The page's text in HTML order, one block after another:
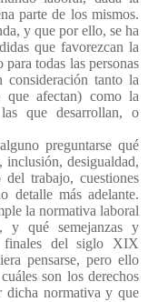
parte de los mismos.
y que por ello, se ha
que favorezcan la
todas las personas
consideración tanto la
que afectan) como la
que desarrollan, o
preguntarse qué
desigualdad,
trabajo, cuestiones
detalle más adelante.
la normativa laboral
y qué semejanzas y
finales del siglo XIX
pensarse, pero ello
son los derechos
dicha normativa y que